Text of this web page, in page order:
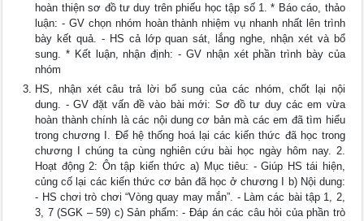
hoàn thiện sơ đồ tư duy trên phiếu học tập số 1. * Báo cáo, thảo
luận: - GV chọn nhóm hoàn thành nhiệm vụ nhanh nhất lên trình
bày kết quả. - HS cả lớp quan sát, lắng nghe, nhận xét và bổ
sung. * Kết luận, nhận định: - GV nhận xét phần trình bày của
nhóm
HS, nhận xét câu trả lời bổ sung của các nhóm, chốt lại nội
dung. - GV đặt vấn đề vào bài mới: Sơ đồ tư duy các em vừa
hoàn thành chính là các nội dung cơ bản mà các em đã tìm hiểu
trong chương I. Để hệ thống hoá lại các kiến thức đã học trong
chương I chúng ta cùng nghiên cứu bài học ngày hôm nay. 2.
Hoạt động 2: Ôn tập kiến thức a) Mục tiêu: - Giúp HS tái hiện,
củng cố lại các kiến thức cơ bản đã học ở chương I b) Nội dung:
- HS chơi trò chơi “Vòng quay may mắn”. - Làm các bài tập 1, 2,
3, 7 (SGK – 59) c) Sản phẩm: - Đáp án các câu hỏi của phần trò